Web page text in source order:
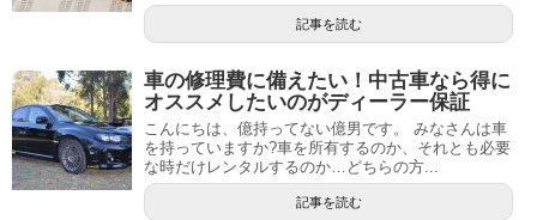
記事を読む
車の修理費に備えたい！中古車なら得に
オススメしたいのがディーラー保証
こんにちは、億持ってない億男です。 みなさんは車
を持っていますか?車を所有するのか、それとも必要
な時だけレンタルするのか…どちらの方...
記事を読む